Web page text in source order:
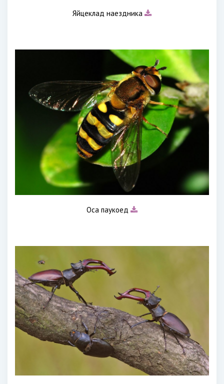
Яйцеклад наездника
Оса паукоед